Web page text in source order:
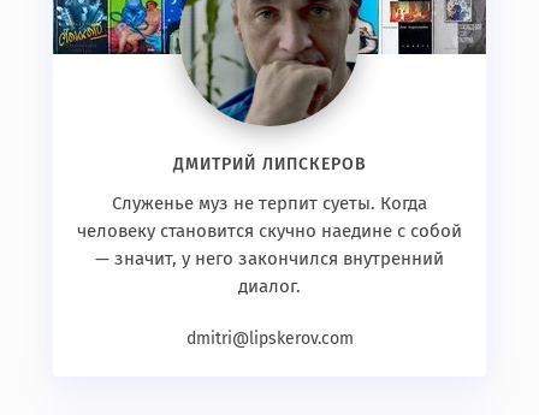
ДМИТРИЙ ЛИПСКЕРОВ
Служенье муз не терпит суеты. Когда
человеку становится скучно наедине с собой
— значит, у него закончился внутренний
диалог.
dmitri@lipskerov.com